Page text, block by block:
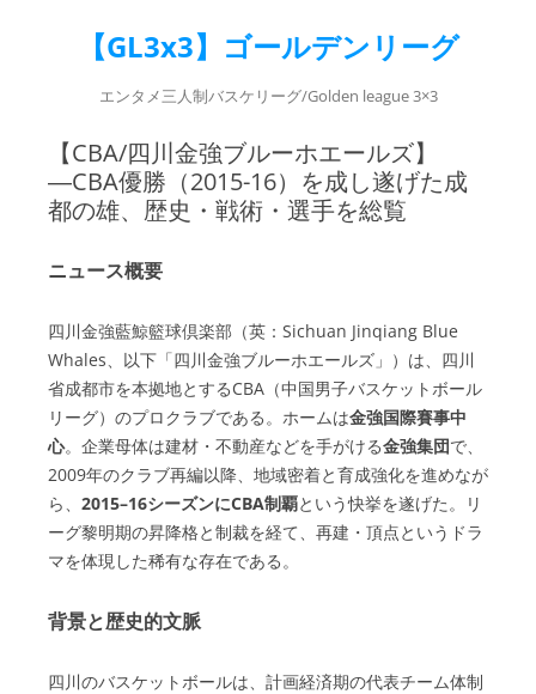
【GL3x3】ゴールデンリーグ
エンタメ三人制バスケリーグ/Golden league 3×3
【CBA/四川金強ブルーホエールズ】
―CBA優勝（2015-16）を成し遂げた成
都の雄、歴史・戦術・選手を総覧
ニュース概要
四川金強藍鯨籃球倶楽部（英：Sichuan Jinqiang Blue
Whales、以下「四川金強ブルーホエールズ」）は、四川
省成都市を本拠地とするCBA（中国男子バスケットボール
リーグ）のプロクラブである。ホームは金強国際賽事中
心。企業母体は建材・不動産などを手がける金強集団で、
2009年のクラブ再編以降、地域密着と育成強化を進めなが
ら、 2015–16シーズンにCBA制覇という快挙を遂げた。リ
ーグ黎明期の昇降格と制裁を経て、再建・頂点というドラ
マを体現した稀有な存在である。
背景と歴史的文脈
四川のバスケットボールは、計画経済期の代表チーム体制